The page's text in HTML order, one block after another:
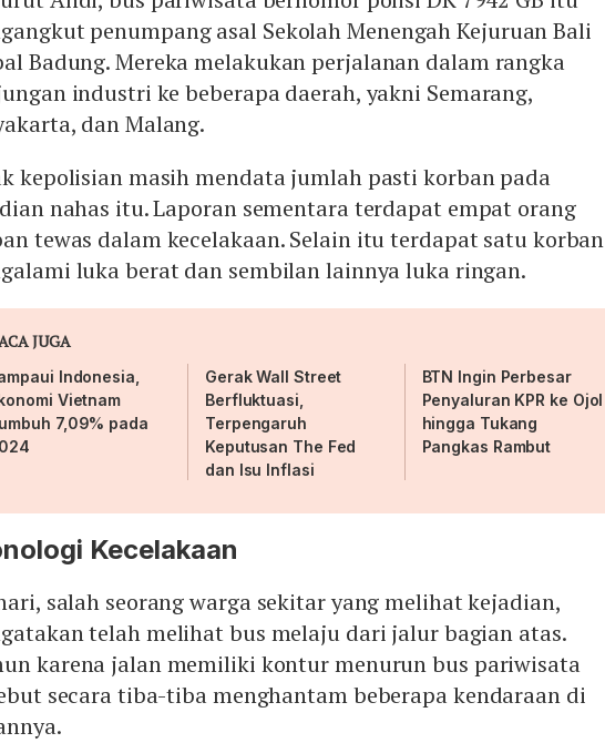
kegagalan rem atau kombinasi faktor jalan dan kecepatan.
penumpang asal Sekolah Menengah Kejuruan Bali
Badung. Mereka melakukan perjalanan dalam rangka
industri ke beberapa daerah, yakni Semarang,
dan Malang.
kepolisian masih mendata jumlah pasti korban pada
nahas itu. Laporan sementara terdapat empat orang
tewas dalam kecelakaan. Selain itu terdapat satu korban
luka berat dan sembilan lainnya luka ringan.
JUGA
Indonesia,
Vietnam
7,09% pada
Gerak Wall Street
Berfluktuasi,
Terpengaruh
Keputusan The Fed
dan Isu Inflasi
BTN Ingin Perbesar
Penyaluran KPR ke Ojol
hingga Tukang
Pangkas Rambut
Kecelakaan
salah seorang warga sekitar yang melihat kejadian,
telah melihat bus melaju dari jalur bagian atas.
karena jalan memiliki kontur menurun bus pariwisata
secara tiba-tiba menghantam beberapa kendaraan di